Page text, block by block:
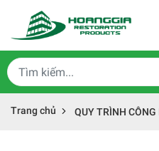
Trang chủ QUY TRÌNH CÔNG